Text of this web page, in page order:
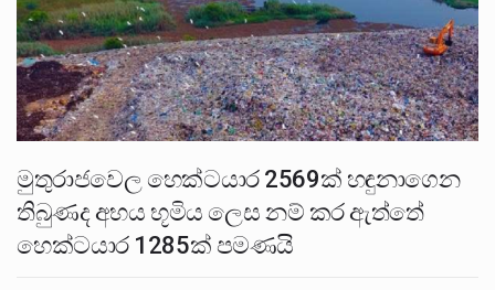
මුතුරාජවෙල හෙක්ටයාර 2569ක් හඳුනාගෙන
තිබුණද අභය භූමිය ලෙස නම් කර ඇත්තේ
හෙක්ටයාර 1285ක් පමණයි